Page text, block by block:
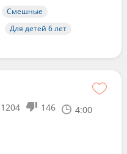
Смешные
Для детей 6 лет
1204 146 4:00